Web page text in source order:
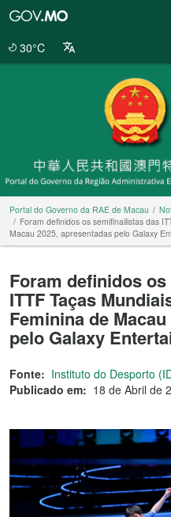
30°C
Portal do Governo da RAE de Macau
Foram definidos os semifinailistas das
Macau 2025, apresentadas pelo Galaxy
Foram definidos
ITTF Taças
Feminina de
pelo Galaxy
Fonte: Instituto do Desporto
Publicado em: 18 de Abril de